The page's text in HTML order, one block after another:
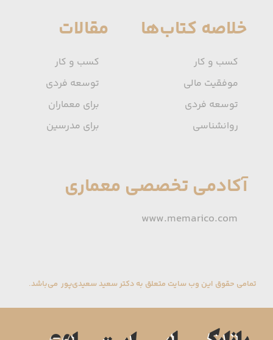
خلاصه کتاب‌ها
کسب و کار
موفقیت مالی
توسعه فردی
روانشناسی
مقالات
آکادمی تخصصی معماری
www.memarico.com
تمامی حقوق این وب سایت متعلق به دکتر سعید سعیدی‌پور می‌باشد.
کسب و کار
توسعه فردی
برای معماران
برای مدرسین